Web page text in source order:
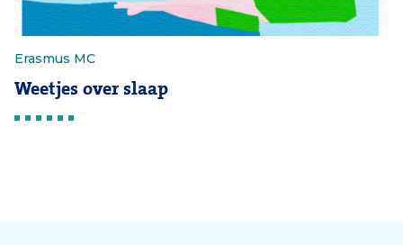
Erasmus MC
Weetjes over slaap